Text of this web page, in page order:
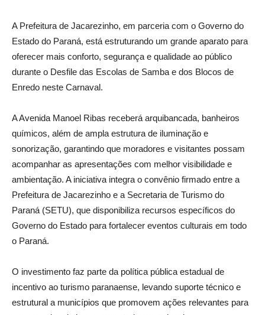
A Prefeitura de Jacarezinho, em parceria com o Governo do
Estado do Paraná, está estruturando um grande aparato para
oferecer mais conforto, segurança e qualidade ao público
durante o Desfile das Escolas de Samba e dos Blocos de
Enredo neste Carnaval.
A Avenida Manoel Ribas receberá arquibancada, banheiros
químicos, além de ampla estrutura de iluminação e
sonorização, garantindo que moradores e visitantes possam
acompanhar as apresentações com melhor visibilidade e
ambientação. A iniciativa integra o convênio firmado entre a
Prefeitura de Jacarezinho e a Secretaria de Turismo do
Paraná (SETU), que disponibiliza recursos específicos do
Governo do Estado para fortalecer eventos culturais em todo
o Paraná.
O investimento faz parte da política pública estadual de
incentivo ao turismo paranaense, levando suporte técnico e
estrutural a municípios que promovem ações relevantes para